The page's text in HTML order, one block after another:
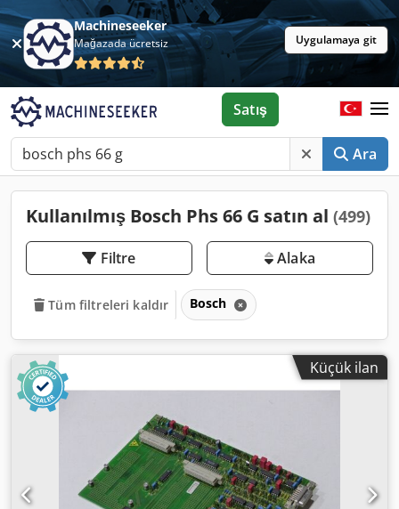
Machineseeker
Mağazada ücretsiz Uygulamaya git
Ara
Satış
Kullanılmış Bosch Phs 66 G satın al (499)
Filtre Alaka
Tüm filtreleri kaldır Bosch
Küçük ilan